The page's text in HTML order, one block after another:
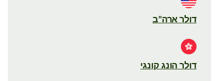
דולר ארה"ב
דולר הונג קונגי